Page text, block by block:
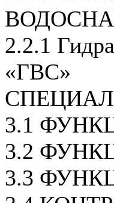
2.2.1
«ГВС»
3.1
3.2
3.3